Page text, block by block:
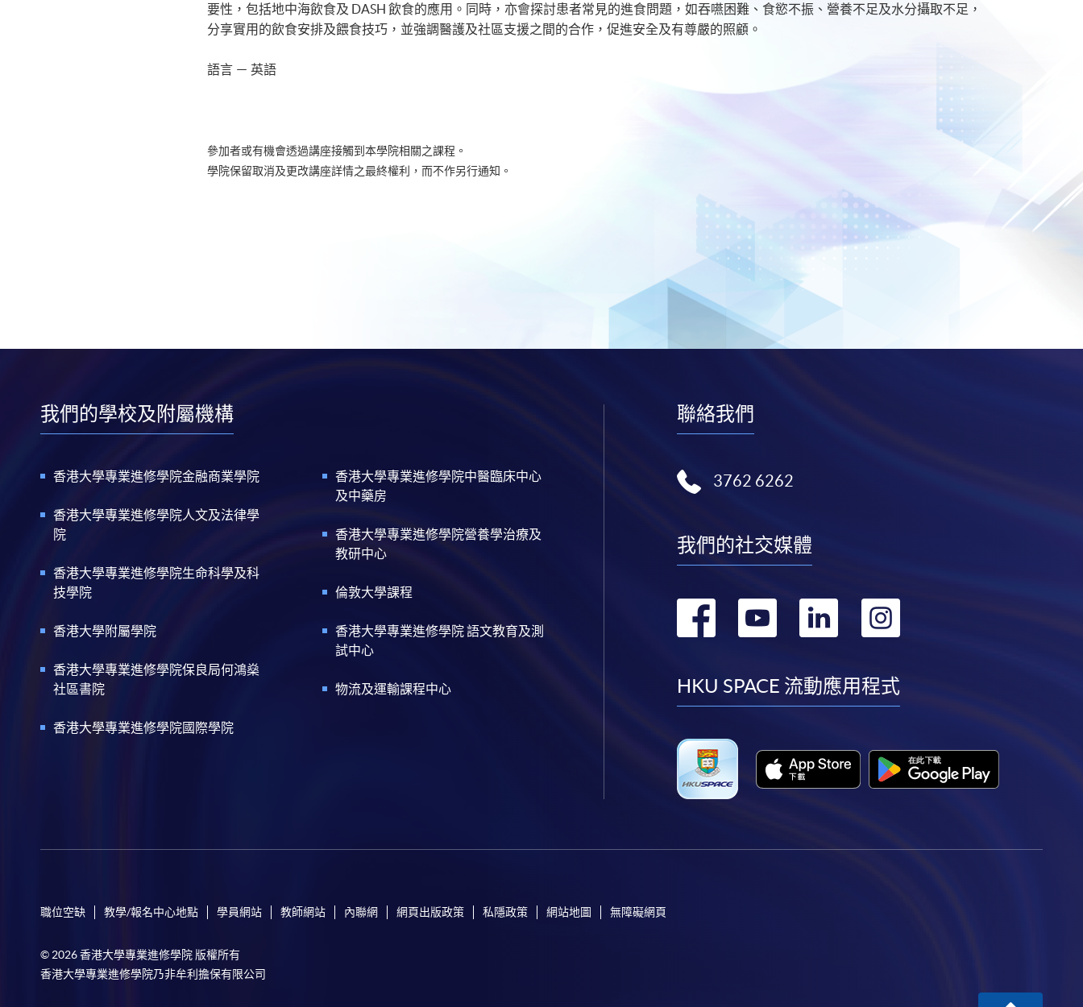
要性，包括地中海飲食及 DASH 飲食的應用。同時，亦會探討患者常見的進食問題，如吞嚥困難、食慾不振、營養不足及水分攝取不足，
分享實用的飲食安排及餵食技巧，並強調醫護及社區支援之間的合作，促進安全及有尊嚴的照顧。
語言 － 英語
參加者或有機會透過講座接觸到本學院相關之課程。
學院保留取消及更改講座詳情之最終權利，而不作另行通知。
我們的學校及附屬機構
香港大學專業進修學院金融商業學院
香港大學專業進修學院人文及法律學
院
香港大學專業進修學院生命科學及科
技學院
香港大學附屬學院
香港大學專業進修學院保良局何鴻燊
社區書院
香港大學專業進修學院國際學院
香港大學專業進修學院中醫臨床中心
及中藥房
香港大學專業進修學院營養學治療及
教研中心
倫敦大學課程
香港大學專業進修學院 語文教育及測
試中心
物流及運輸課程中心
聯絡我們
3762 6262
我們的社交媒體
轉
facebook
轉
youtube
轉
linkedininstagram
HKU SPACE 流動應用程式
職位空缺 教學/報名中心地點 學員網站 教師網站 內聯網 網頁出版政策 私隱政策 網站地圖 無障礙網頁
© 2026 香港大學專業進修學院 版權所有
香港大學專業進修學院乃非牟利擔保有限公司